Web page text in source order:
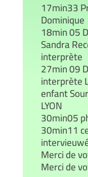
17min33
Dominique
18min 05
Sandra
interprète
27min 09
interprète
enfant
LYON
30min05
30min11
Merci de
Merci de